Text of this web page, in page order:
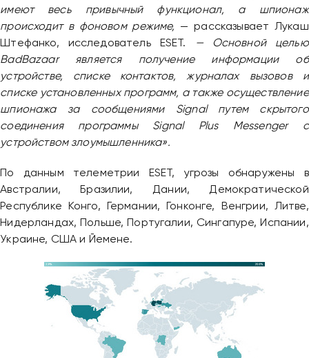
имеют весь привычный функционал, а шпионаж
происходит в фоновом режиме, — рассказывает Лукаш
Штефанко, исследователь ESET. — Основной целью
BadBazaar является получение информации об
устройстве, списке контактов, журналах вызовов и
списке установленных программ, а также осуществление
шпионажа за сообщениями Signal путем скрытого
соединения программы Signal Plus Messenger с
устройством злоумышленника».
По данным телеметрии ESET, угрозы обнаружены в
Австралии, Бразилии, Дании, Демократической
Республике Конго, Германии, Гонконге, Венгрии, Литве,
Нидерландах, Польше, Португалии, Сингапуре, Испании,
Украине, США и Йемене.